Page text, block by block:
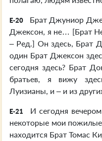
E-20
Брат Джуниор
Джексон, я не… [Брат
– Ред.] Он здесь, Брат
один Брат Джексон
сегодня здесь? Брат
братьев, я вижу
Луизианы, и – и из
E-21
И сегодня
некоторые мои пожилые
находится Брат Томас